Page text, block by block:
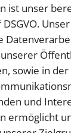
ist unser
sowie in
und
ermöglicht